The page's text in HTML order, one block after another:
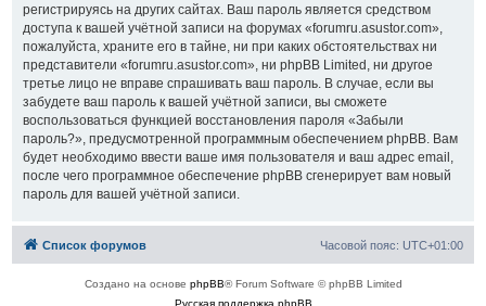
регистрируясь на других сайтах. Ваш пароль является средством
доступа к вашей учётной записи на форумах «forumru.asustor.com»,
пожалуйста, храните его в тайне, ни при каких обстоятельствах ни
представители «forumru.asustor.com», ни phpBB Limited, ни другое
третье лицо не вправе спрашивать ваш пароль. В случае, если вы
забудете ваш пароль к вашей учётной записи, вы сможете
воспользоваться функцией восстановления пароля «Забыли
пароль?», предусмотренной программным обеспечением phpBB. Вам
будет необходимо ввести ваше имя пользователя и ваш адрес email,
после чего программное обеспечение phpBB сгенерирует вам новый
пароль для вашей учётной записи.
Список форумов Часовой пояс: UTC+01:00
Создано на основе phpBB® Forum Software © phpBB Limited
Русская поддержка phpBB